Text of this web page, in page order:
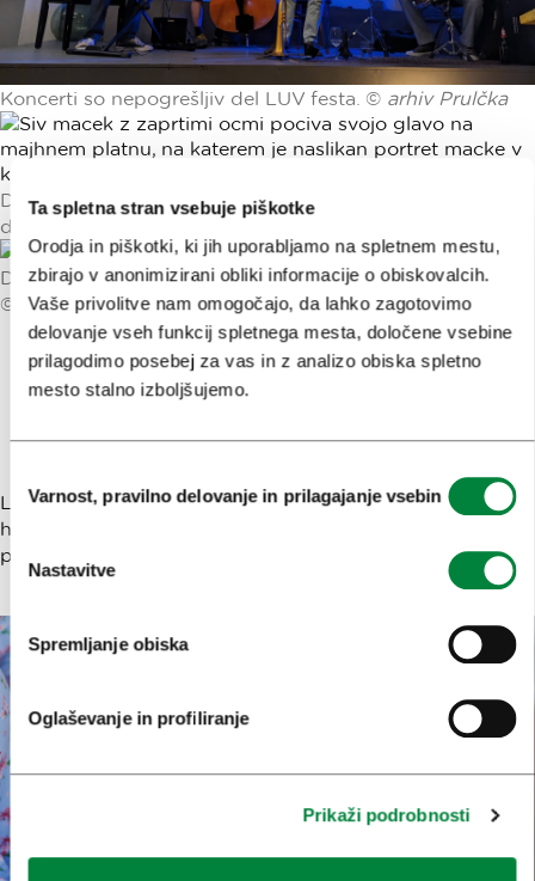
Ta spletna stran vsebuje piškotke
Orodja in piškotki, ki jih uporabljamo na spletnem mestu,
zbirajo v anonimizirani obliki informacije o obiskovalcih.
Vaše privolitve nam omogočajo, da lahko zagotovimo
delovanje vseh funkcij spletnega mesta, določene vsebine
prilagodimo posebej za vas in z analizo obiska spletno
mesto stalno izboljšujemo.
soglasja
Varnost, pravilno delovanje in prilagajanje vsebin
Nastavitve
Spremljanje obiska
Oglaševanje in profiliranje
Prikaži podrobnosti
Koncerti so nepogrešljiv del LUV festa. © arhiv Prulčka
Delavnica čuječega risanja - ena številnih ustvarjalnih
dejavnosti, ki jih prinaša festival. ©
Dogodki za samske: Ljubezen Offline - zmenki v živo
©
Domen Pal
Razvajanje v hotelih in pri
LUV festu se tudi letos pridružujejo številni ljubljanski
hotelirji in gostinci, ki bodo med festivalom ponujali
posebne hotelske pakete in kulinarične poslastice.